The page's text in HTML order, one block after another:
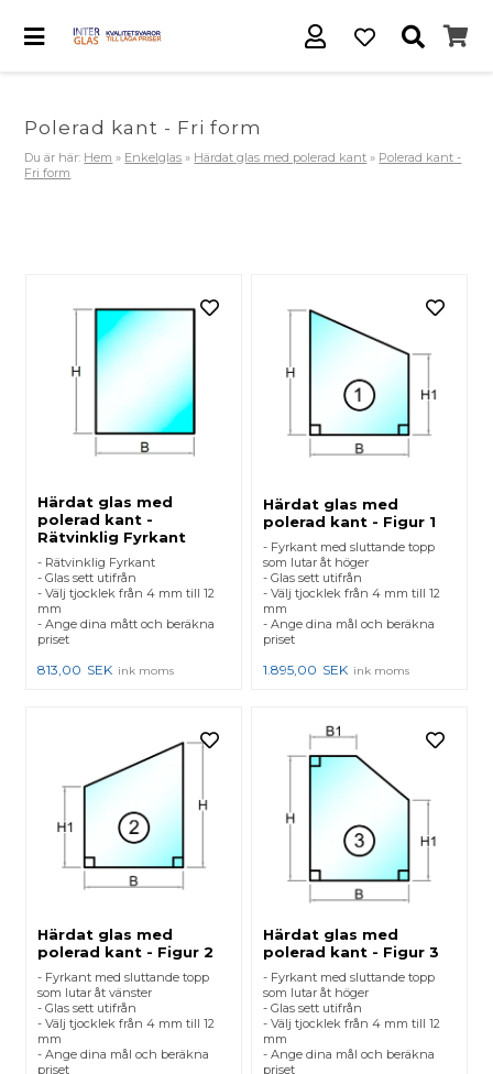
Polerad kant - Fri form
Du är här: Hem » Enkelglas » Härdat glas med polerad kant » Polerad kant -
Fri form
Härdat glas med
polerad kant -
Rätvinklig Fyrkant
- Rätvinklig Fyrkant
- Glas sett utifrån
- Välj tjocklek från 4 mm till 12
mm
- Ange dina mått och beräkna
priset
813,00 SEK ink moms
Härdat glas med
polerad kant - Figur 1
- Fyrkant med sluttande topp
som lutar åt höger
- Glas sett utifrån
- Välj tjocklek från 4 mm till 12
mm
- Ange dina mål och beräkna
priset
1.895,00 SEK ink moms
Härdat glas med
polerad kant - Figur 2
- Fyrkant med sluttande topp
som lutar åt vänster
- Glas sett utifrån
- Välj tjocklek från 4 mm till 12
mm
- Ange dina mål och beräkna
priset
Härdat glas med
polerad kant - Figur 3
- Fyrkant med sluttande topp
som lutar åt höger
- Glas sett utifrån
- Välj tjocklek från 4 mm till 12
mm
- Ange dina mål och beräkna
priset